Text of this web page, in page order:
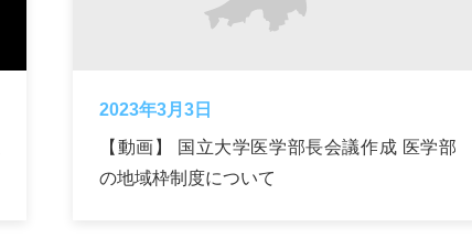
2023年3月3日
【動画】 国立大学医学部長会議作成 医学部
の地域枠制度について